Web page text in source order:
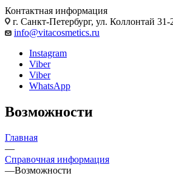
Контактная информация
г. Санкт-Петербург, ул. Коллонтай 31-
info@vitacosmetics.ru
Instagram
Viber
Viber
WhatsApp
Возможности
Главная
—
Справочная информация
—Возможности